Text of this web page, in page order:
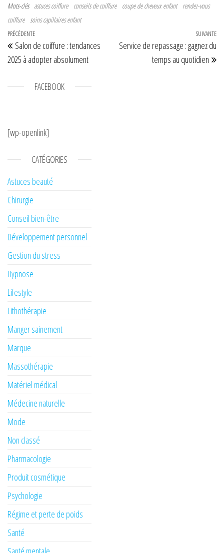
Mots-clés astuces coiffure conseils de coiffure coupe de cheveux enfant
rendez-vous
coiffure soins capillaires enfant
Navigation de l’article
Article précédent
PRÉCÉDENTE
Salon de coiffure : tendances
2025 à adopter absolument
SUIVANTE
Service de repassage : gagnez du
temps au quotidien
FACEBOOK
[wp-openlink]
CATÉGORIES
Astuces beauté
Chirurgie
Conseil bien-être
Développement personnel
Gestion du stress
Hypnose
Lifestyle
Lithothérapie
Manger sainement
Marque
Massothérapie
Matériel médical
Médecine naturelle
Mode
Non classé
Pharmacologie
Produit cosmétique
Psychologie
Régime et perte de poids
Santé